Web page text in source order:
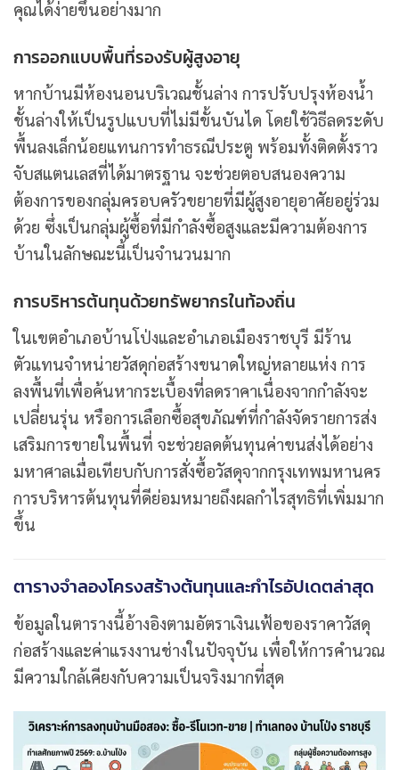
คุณได้ง่ายขึ้นอย่างมาก
การออกแบบพื้นที่รองรับผู้สูงอายุ
หากบ้านมีห้องนอนบริเวณชั้นล่าง การปรับปรุงห้องน้ำ
ชั้นล่างให้เป็นรูปแบบที่ไม่มีขั้นบันได โดยใช้วิธีลดระดับ
พื้นลงเล็กน้อยแทนการทำธรณีประตู พร้อมทั้งติดตั้งราว
จับสแตนเลสที่ได้มาตรฐาน จะช่วยตอบสนองความ
ต้องการของกลุ่มครอบครัวขยายที่มีผู้สูงอายุอาศัยอยู่ร่วม
ด้วย ซึ่งเป็นกลุ่มผู้ซื้อที่มีกำลังซื้อสูงและมีความต้องการ
บ้านในลักษณะนี้เป็นจำนวนมาก
การบริหารต้นทุนด้วยทรัพยากรในท้องถิ่น
ในเขตอำเภอบ้านโป่งและอำเภอเมืองราชบุรี มีร้าน
ตัวแทนจำหน่ายวัสดุก่อสร้างขนาดใหญ่หลายแห่ง การ
ลงพื้นที่เพื่อค้นหากระเบื้องที่ลดราคาเนื่องจากกำลังจะ
เปลี่ยนรุ่น หรือการเลือกซื้อสุขภัณฑ์ที่กำลังจัดรายการส่ง
เสริมการขายในพื้นที่ จะช่วยลดต้นทุนค่าขนส่งได้อย่าง
มหาศาลเมื่อเทียบกับการสั่งซื้อวัสดุจากกรุงเทพมหานคร
การบริหารต้นทุนที่ดีย่อมหมายถึงผลกำไรสุทธิที่เพิ่มมาก
ขึ้น
ตารางจำลองโครงสร้างต้นทุนและกำไรอัปเดตล่าสุด
ข้อมูลในตารางนี้อ้างอิงตามอัตราเงินเฟ้อของราคาวัสดุ
ก่อสร้างและค่าแรงงานช่างในปัจจุบัน เพื่อให้การคำนวณ
มีความใกล้เคียงกับความเป็นจริงมากที่สุด